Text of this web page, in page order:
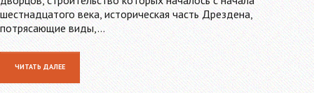
шестнадцатого века, историческая часть Дрездена,
потрясающие виды,…
ЧИТАТЬ ДАЛЕЕ